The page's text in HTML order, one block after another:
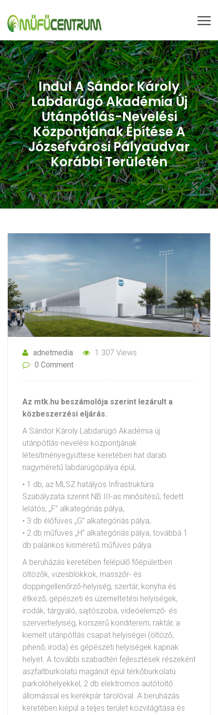
Indul A Sándor Károly
Labdarúgó Akadémia Új
Utánpótlás-Nevelési
Központjának Építése A
Józsefvárosi Pályaudvar
Korábbi Területén
adnetmedia
1 307 Views
0 Comment
Az mtk.hu beszámolója szerint lezárult a
közbeszerzési eljárás.
A Sándor Károly Labdarúgó Akadémia új
utánpótlás-nevelési központjának
létesítményegyüttese keretében hat darab
nagyméretű labdarúgópálya épül,
• 1 db, az MLSZ hatályos Infrastruktúra
Szabályzata szerint NB III-as minősítésű, fedett
lelátós, „F” alkategóriás pálya,
• 3 db élőfüves „G” alkategóriás pálya,
• 2 db műfüves „H” alkategóriás pálya, továbbá 1
db palánkos kisméretű műfüves pálya.
A beruházás keretében felépülő főépületben
öltözők, vizesblokkok, masszőr- és
doppingellenőrző-helyiség, szertár, konyha és
étkező, gépészeti és üzemeltetési helyiségek,
irodák, tárgyaló, sajtószoba, videóelemző- és
szerverhelyiség, korszerű konditerem, raktár, a
kiemelt utánpótlás csapat helyiségei (öltöző,
pihenő, iroda) és gépészeti helyiségek kapnak
helyet. A további szabadtéri fejlesztések részeként
aszfaltburkolatú magánút épül térkőburkolatú
parkolóhelyekkel, 2 db elektromos autótöltő
állomással es kerékpár tárolóval. A beruházás
keretében kiépül a teljes terület közvilágítása és